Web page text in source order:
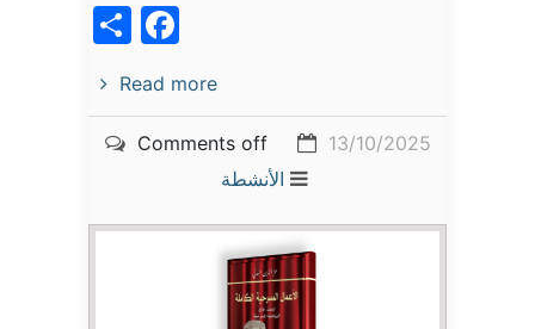
Read more
13/10/2025
Comments off
الأنشطة